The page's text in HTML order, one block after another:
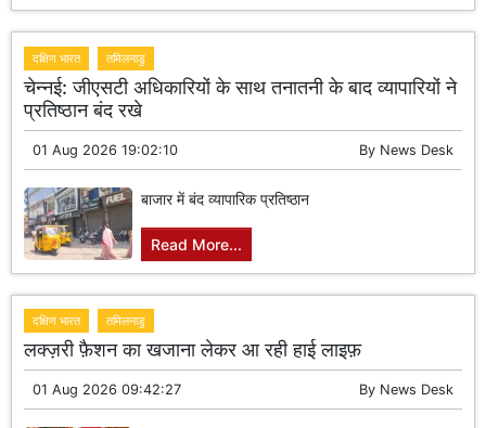
दक्षिण भारत तमिलनाडु
चेन्नई: जीएसटी अधिकारियों के साथ तनातनी के बाद व्यापारियों ने
प्रतिष्ठान बंद रखे
01 Aug 2026 19:02:10 By News Desk
बाजार में बंद व्यापारिक प्रतिष्ठान
Read More...
दक्षिण भारत तमिलनाडु
लक्ज़री फ़ैशन का खजाना लेकर आ रही हाई लाइफ़
01 Aug 2026 09:42:27 By News Desk